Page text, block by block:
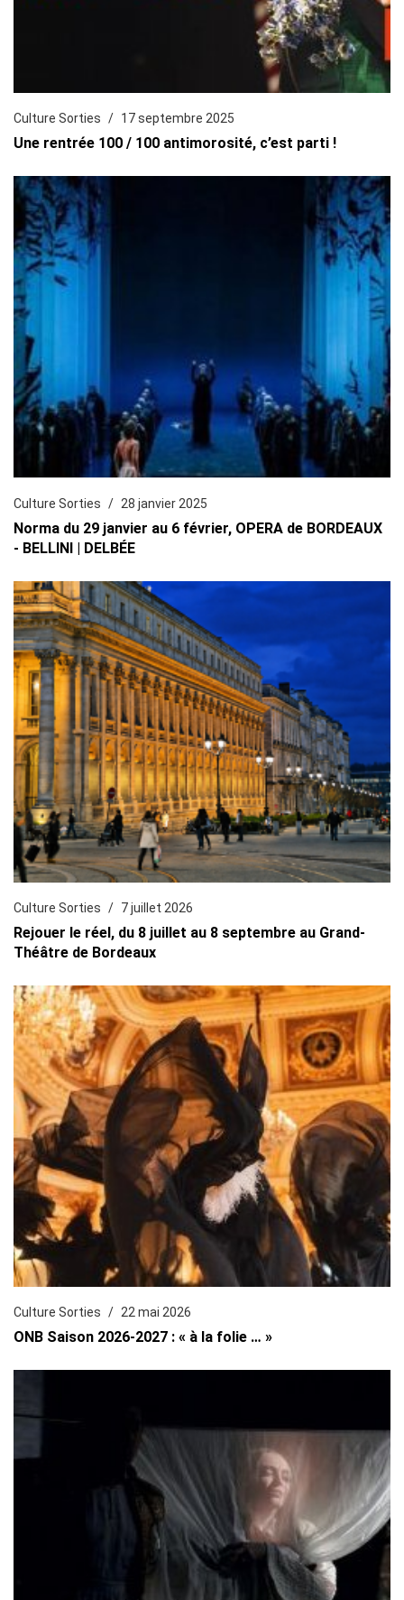
Culture Sorties 17 septembre 2025
Une rentrée 100 / 100 antimorosité, c’est parti !
Culture Sorties 28 janvier 2025
Norma du 29 janvier au 6 février, OPERA de BORDEAUX
- BELLINI | DELBÉE
Culture Sorties 7 juillet 2026
Rejouer le réel, du 8 juillet au 8 septembre au Grand-
Théâtre de Bordeaux
Culture Sorties 22 mai 2026
ONB Saison 2026-2027 : « à la folie … »